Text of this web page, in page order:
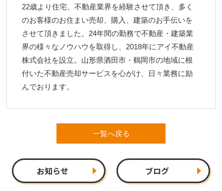
22歳より住宅、不動産業界を経験させて頂き、多く
のお客様のお住まい売却、購入、建築のお手伝いを
させて頂きました。24年間の勤務で不動産・建築業
界の様々なノウハウを取得し、2018年にアイ不動産
株式会社を設立。山形県酒田市・鶴岡市の地域に根
付いた不動産売却サービスを心がけ、日々業務に励
んでおります。
一覧へ戻る
お知らせ ブログ